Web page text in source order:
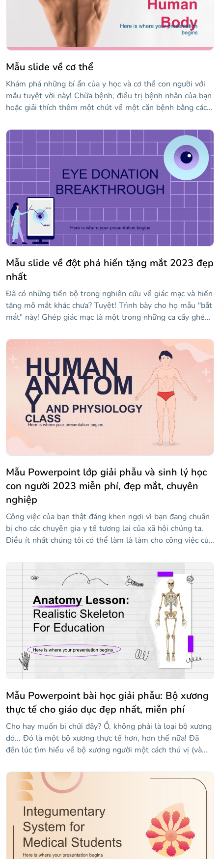
Mẫu slide về cơ thể
Khám phá những bí ẩn của y học và cơ thể con người với
mẫu tuyệt vời này! Chữa bệnh, điều trị bệnh nhân của bạn
hoặc giải thích thêm một chút về một căn bệnh bằng cách
Mẫu slide về đột phá hiến tặng mắt 2023 đẹp
nhất
Đã có những tiến bộ trong nghiên cứu về giác mạc và hiến
tặng mô mắt khác chưa? Tuyệt! Trình bày cho họ mẫu "bắt
mắt" này! Ghép giác mạc là một trong những ca cấy ghép
hoặc phương pháp điều trị mới được phát hiện và các thí
nghiệm mới được tiến hành. Với thiết kế sáng tạo này, bạn
sẽ có thể nói về những khám phá của riêng mình với sự
trợ giúp của phong cách lạ mắt, bao gồm nền màu tím và
nhiều hình minh họa mắt. Bắt đầu chỉnh sửa ngay bây giờ,
thật dễ dàng!
Mẫu Powerpoint lớp giải phẫu và sinh lý học
con người 2023 miễn phí, đẹp mắt, chuyên
nghiệp
Công việc của bạn thật đáng khen ngợi vì bạn đang chuẩn
bị cho các chuyên gia y tế tương lai của xã hội chúng ta.
Điều ít nhất chúng tôi có thể làm là làm cho công việc của
ích này. Có rất nhiều bí ẩn mà cơ thể chúng ta lưu giữ và
không ai tốt hơn bạn để tiết lộ chúng trong công ty của
học sinh của bạn. Bài thuyết trình này chỉ cần nội dung
giống như của bạn để đáp ứng mục tiêu học tập của nó.
Truy cập tài nguyên sư phạm này và định hình tương lai.
Mẫu Powerpoint bài học giải phẫu: Bộ xương
thực tế cho giáo dục đẹp nhất, miễn phí
Cho hay muốn bị chửi đây? Ồ, không phải là loại bộ xương
đó... Đó là một bộ xương thực tế hơn, hơn thế nữa! Đã
đến lúc tìm hiểu về bộ xương người một cách thú vị (và
được hình thành như một cuốn sổ tay đầy gạch chân, nét
vẽ nguệch ngoạc và ghi chú để làm cho nó gần gũi hơn với
học sinh, hoàn hảo để tìm hiểu về 206 xương của chúng